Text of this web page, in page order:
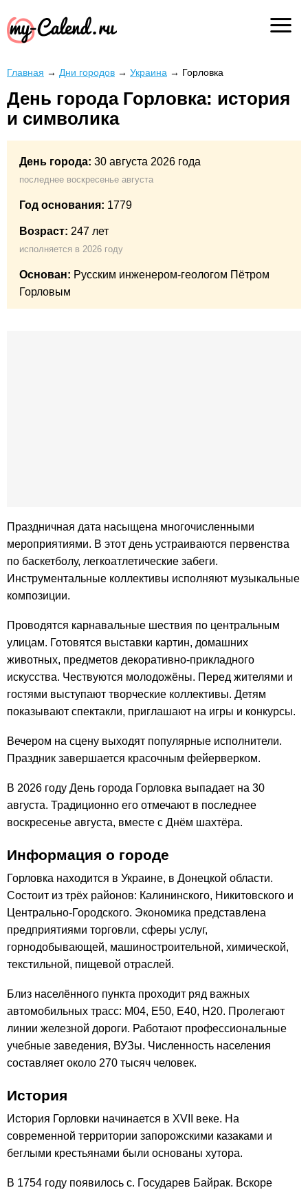
Главная → Дни городов → Украина → Горловка
День города Горловка: история
и символика
День города: 30 августа 2026 года
последнее воскресенье августа
Год основания: 1779
Возраст: 247 лет
исполняется в 2026 году
Основан: Русским инженером-геологом Пётром
Горловым
Праздничная дата насыщена многочисленными
мероприятиями. В этот день устраиваются первенства
по баскетболу, легкоатлетические забеги.
Инструментальные коллективы исполняют музыкальные
композиции.
Проводятся карнавальные шествия по центральным
улицам. Готовятся выставки картин, домашних
животных, предметов декоративно-прикладного
искусства. Чествуются молодожёны. Перед жителями и
гостями выступают творческие коллективы. Детям
показывают спектакли, приглашают на игры и конкурсы.
Вечером на сцену выходят популярные исполнители.
Праздник завершается красочным фейерверком.
В 2026 году День города Горловка выпадает на 30
августа. Традиционно его отмечают в последнее
воскресенье августа, вместе с Днём шахтёра.
Информация о городе
Горловка находится в Украине, в Донецкой области.
Состоит из трёх районов: Калининского, Никитовского и
Центрально-Городского. Экономика представлена
предприятиями торговли, сферы услуг,
горнодобывающей, машиностроительной, химической,
текстильной, пищевой отраслей.
Близ населённого пункта проходит ряд важных
автомобильных трасс: М04, Е50, Е40, Н20. Пролегают
линии железной дороги. Работают профессиональные
учебные заведения, ВУЗы. Численность населения
составляет около 270 тысяч человек.
История
История Горловки начинается в XVII веке. На
современной территории запорожскими казаками и
беглыми крестьянами были основаны хутора.
В 1754 году появилось с. Государев Байрак. Вскоре